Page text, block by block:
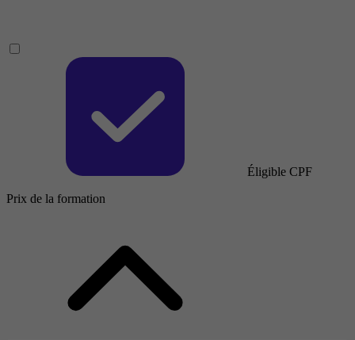
Éligible CPF
Prix de la formation